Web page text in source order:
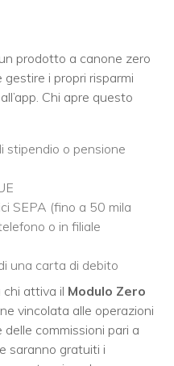
prodotto a canone zero
gestire i propri risparmi
Chi apre questo
stipendio o pensione
SEPA (fino a 50 mila
o in filiale
una carta di debito
attiva il Modulo Zero
vincolata alle operazioni
commissioni pari a
saranno gratuiti i